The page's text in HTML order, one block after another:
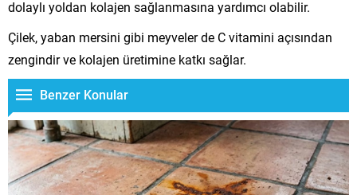
dolaylı yoldan kolajen sağlanmasına yardımcı olabilir.
Çilek, yaban mersini gibi meyveler de C vitamini açısından
zengindir ve kolajen üretimine katkı sağlar.
Benzer Konular